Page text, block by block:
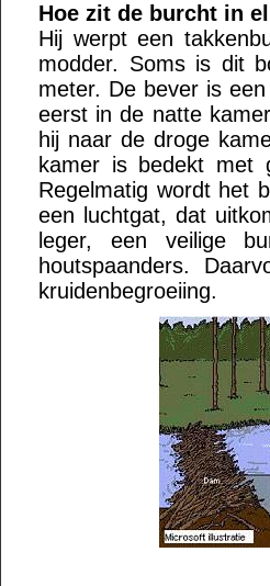
Hoe zit de burcht in
Hij werpt een
modder. Soms is dit
meter. De bever is
eerst in de natte
hij naar de droge
kamer is bedekt met
Regelmatig wordt het
een luchtgat, dat
leger, een veilige
houtspaanders.
kruidenbegroeiing.